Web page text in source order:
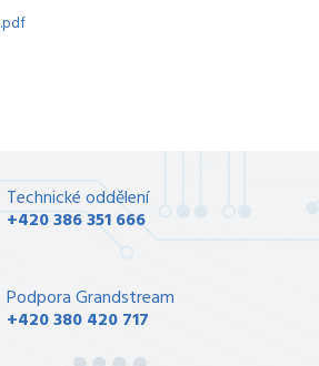
Technické oddělení
+420 386 351 666
Podpora Grandstream
+420 380 420 717